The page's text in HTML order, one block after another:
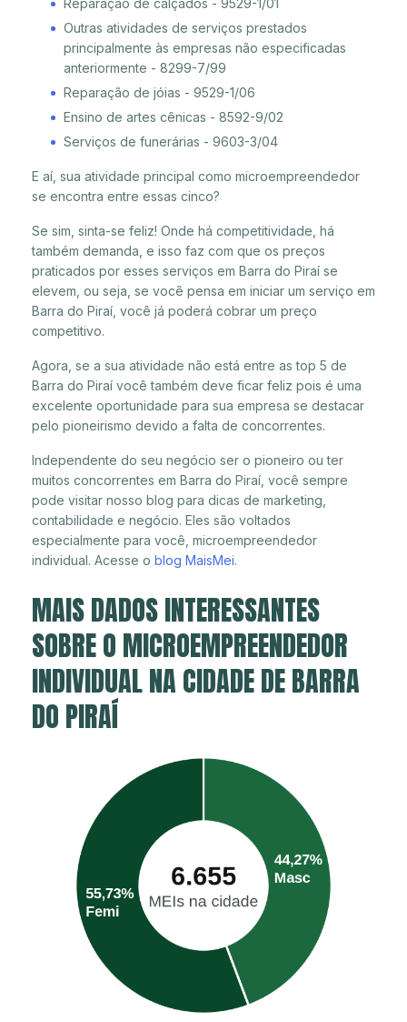
Outras atividades de serviços prestados
principalmente às empresas não especificadas
anteriormente - 8299-7/99
Reparação de jóias - 9529-1/06
Ensino de artes cênicas - 8592-9/02
Serviços de funerárias - 9603-3/04
E aí, sua atividade principal como microempreendedor
se encontra entre essas cinco?
Se sim, sinta-se feliz! Onde há competitividade, há
também demanda, e isso faz com que os preços
praticados por esses serviços em Barra do Piraí se
elevem, ou seja, se você pensa em iniciar um serviço em
Barra do Piraí, você já poderá cobrar um preço
competitivo.
Agora, se a sua atividade não está entre as top 5 de
Barra do Piraí você também deve ficar feliz pois é uma
excelente oportunidade para sua empresa se destacar
pelo pioneirismo devido a falta de concorrentes.
Independente do seu negócio ser o pioneiro ou ter
muitos concorrentes em Barra do Piraí, você sempre
pode visitar nosso blog para dicas de marketing,
contabilidade e negócio. Eles são voltados
especialmente para você, microempreendedor
individual. Acesse o blog MaisMei.
MAIS DADOS INTERESSANTES
SOBRE O MICROEMPREENDEDOR
INDIVIDUAL NA CIDADE DE BARRA
DO PIRAÍ